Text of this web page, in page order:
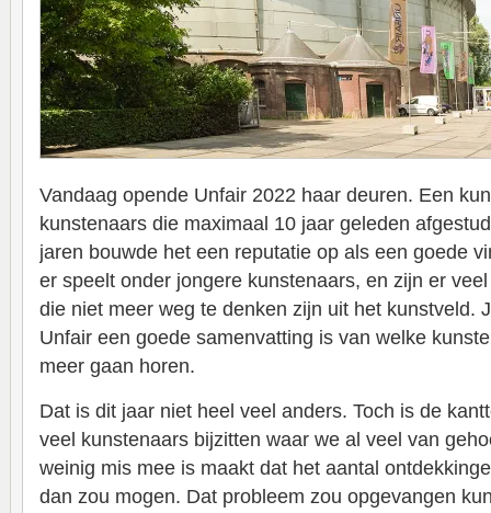
Vandaag opende Unfair 2022 haar deuren. Een
kunstenaars die maximaal 10 jaar geleden
jaren bouwde het een reputatie op als een goede
er speelt onder jongere kunstenaars, en zijn er
die niet meer weg te denken zijn uit het kunstveld.
Unfair een goede samenvatting is van welke
meer gaan horen.
Dat is dit jaar niet heel veel anders. Toch is de
veel kunstenaars bijzitten waar we al veel van
weinig mis mee is maakt dat het aantal
dan zou mogen. Dat probleem zou opgevangen